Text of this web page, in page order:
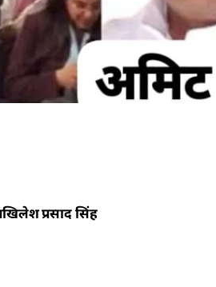
प्रसाद सिंह